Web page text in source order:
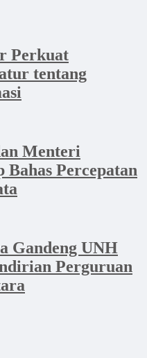
Perkuat
tentang
Menteri
Percepatan
Gandeng UNH
Perguruan